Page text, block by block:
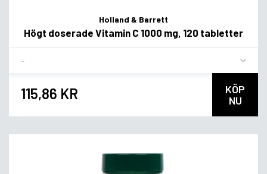
Holland & Barrett
Högt doserade Vitamin C 1000 mg, 120 tabletter
115,86 KR
KÖP
NU